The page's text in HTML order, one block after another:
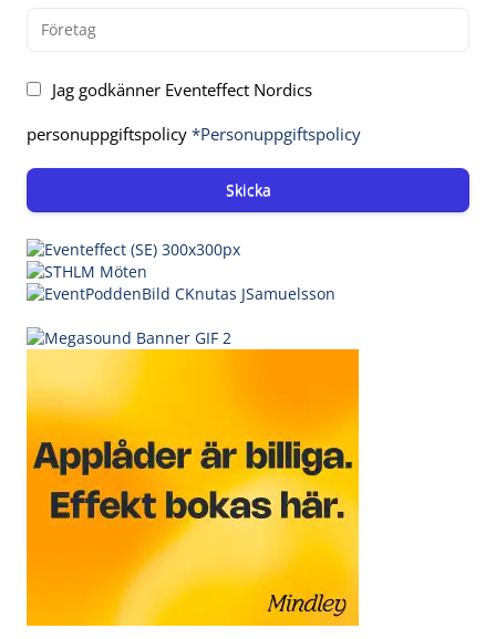
Jag godkänner Eventeffect Nordics
personuppgiftspolicy *Personuppgiftspolicy
Skicka